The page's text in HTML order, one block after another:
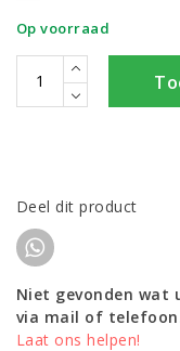
Op voorraad
Deel dit product
Niet gevonden wat
via mail of
Laat ons helpen!